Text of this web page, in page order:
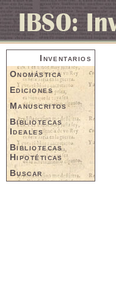
Inventarios
Onomástica
Ediciones
Manuscritos
Bibliotecas
Ideales
Bibliotecas
Hipotéticas
Buscar